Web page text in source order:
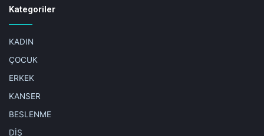
Kategoriler
KADIN
ÇOCUK
ERKEK
KANSER
BESLENME
DİŞ